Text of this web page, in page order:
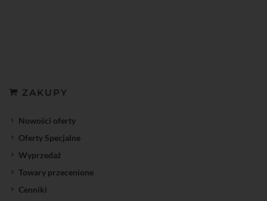
ZAKUPY
Nowości oferty
Oferty Specjalne
Wyprzedaż
Towary przecenione
Cenniki